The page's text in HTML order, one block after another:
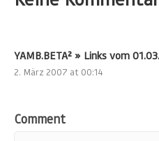
YAMB.BETA² » Links vom
2. März 2007 at 00:14
Comment